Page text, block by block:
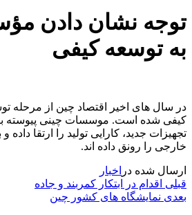
توجه نشان دادن
به توسعه کیفی
در سال های اخیر اقتصاد چین از مرحله
کیفی شده است. موسسات چینی پیوسته با
تجهیزات جدید، کارایی تولید را ارتقا داده
خارجی را رونق داده اند.
ارسال شده در اخبار
راهبری
نوشته
پست
قبلی
قبلی اقدام در ابتکار کمربند و جاده
پست
بعدی نمایشگاه های کشور چین